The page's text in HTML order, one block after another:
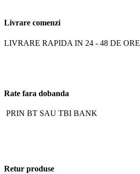
Livrare comenzi
LIVRARE RAPIDA IN 24 - 48 DE ORE
Rate fara dobanda
PRIN BT SAU TBI BANK
Retur produse